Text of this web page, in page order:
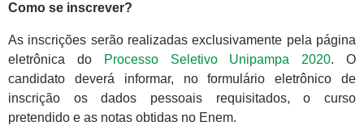
Como se inscrever?
As inscrições serão realizadas exclusivamente pela página
eletrônica do
Processo Seletivo Unipampa 2020. O
candidato deverá informar, no formulário eletrônico de
inscrição os dados pessoais requisitados, o curso
pretendido e as notas obtidas no Enem.